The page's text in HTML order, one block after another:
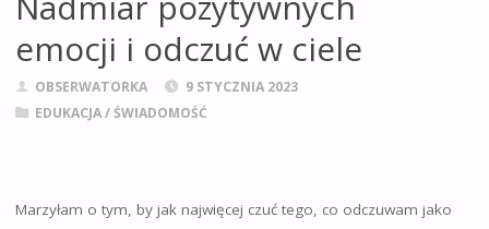
emocji i odczuć w ciele
OBSERWATORKA
9 STYCZNIA 2023
EDUKACJA / ŚWIADOMOŚĆ
Marzyłam o tym, by jak najwięcej czuć tego, co odczuwam jako